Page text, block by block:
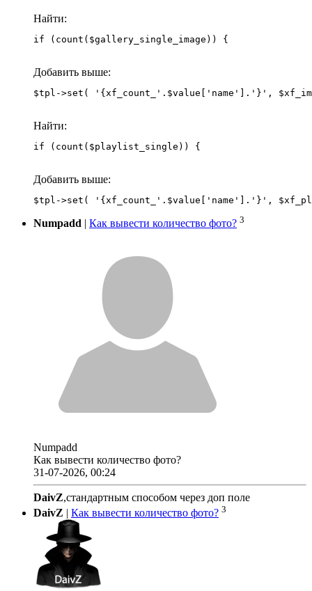
Найти:
if (count($gallery_single_image)) {
Добавить выше:
Найти:
if (count($playlist_single)) {
Добавить выше:
Numpadd | Как вывести количество фото? 3
Numpadd
Как вывести количество фото?
31-07-2026, 00:24
DaivZ,стандартным способом через доп поле
DaivZ | Как вывести количество фото? 3